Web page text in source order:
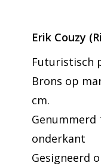
Erik Couzy
Futuristisch
Brons op
cm.
Genummerd
onderkant
Gesigneerd